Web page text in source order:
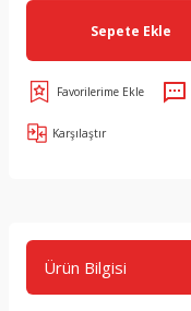
Sepete Ekle
Karşılaştır
Ürün Bilgisi